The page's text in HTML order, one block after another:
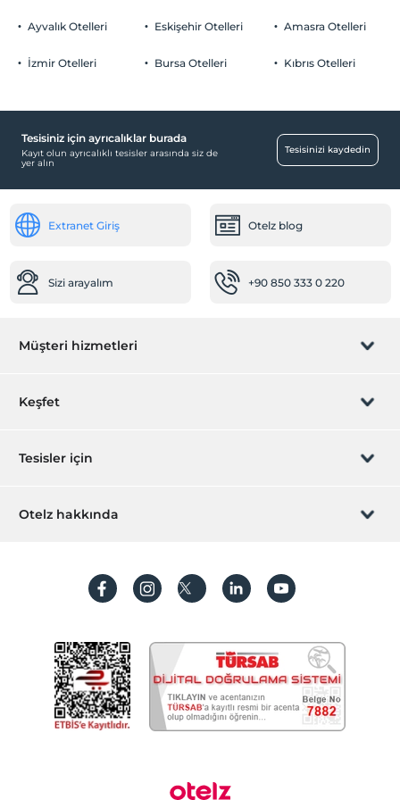
Özel Notları Görmek İçin Tıklayınız.
Havuz Bar
Çocuk
Bebek karyolası
Ortak alanda servis
Açık Yüzme Havuzu
Ortak Alanlar
Bahçe
Havaalanı servisi (ücretli)
jeneratör
Odalar
Aile odaları
Ses geçirmeyen odalar
Sigara içilmeyen odalar
24 saat açık resepsiyon
Ayvalık Otelleri
İzmir Otelleri
Eskişehir Otelleri
Bursa Otelleri
Amasra Otelleri
Kıbrıs Otelleri
Tesisiniz için ayrıcalıklar burada
Kayıt olun ayrıcalıklı tesisler arasında siz de
yer alın
Tesisinizi kaydedin
Extranet Giriş Otelz blog
Sizi arayalım +90 850 333 0 220
Müşteri hizmetleri
Rezervasyon yönet
Sıkça sorulan sorular
İşlem rehberi
Keşfet
Hediye Kart
Hesap oluştur
Tesisler için
Hemen tesisinizi ekleyin
Otelz hakkında
Koşullar ve şartlar
Aydınlatma metni